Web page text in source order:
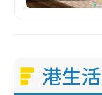
港生